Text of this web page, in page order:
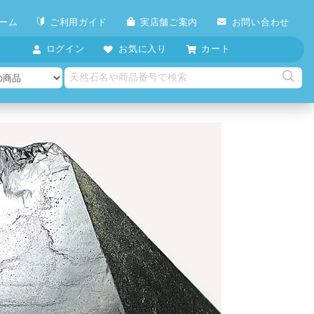
ム ご利用ガイド 実店舗ご案内 お問い合わせ
ログイン お気に入り カート